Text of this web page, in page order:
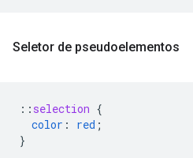
Seletor de pseudoelementos
:: selection {
color : red ;
}